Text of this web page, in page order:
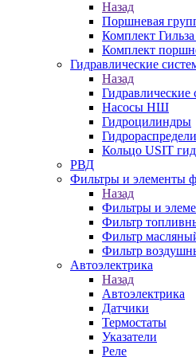
Назад
Поршневая
Комплект
Комплект
Гидравлические
Назад
Гидравлические
Насосы НШ
Гидроцилиндры
Кольцо USIT
РВД
Фильтры и элементы
Назад
Фильтры и
Фильтр
Фильтр
Фильтр
Автоэлектрика
Назад
Автоэлектрика
Датчики
Термостаты
Указатели
Реле